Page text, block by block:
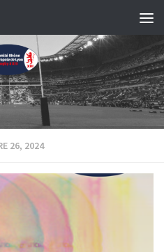
26, 2024